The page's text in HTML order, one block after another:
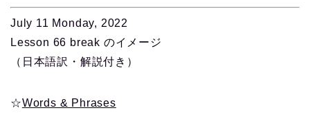
July 11 Monday, 2022
Lesson 66 break のイメージ
（日本語訳・解説付き）
☆Words & Phrases